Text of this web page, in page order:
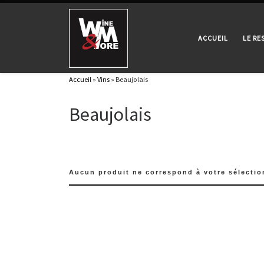
ACCUEIL LE
Accueil » Vins » Beaujolais
Beaujolais
Aucun produit ne correspond à votre